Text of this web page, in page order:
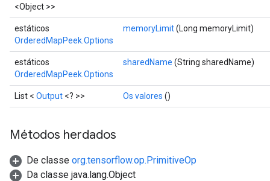
<Object >>
estáticos
OrderedMapPeek.Options
memoryLimit(Long memoryLimit)
estáticos
OrderedMapPeek.Options
sharedName (String sharedName)
List < Output <? >> Os valores ()
Métodos herdados
De classe org.tensorflow.op.PrimitiveOp
Da classe java.lang.Object